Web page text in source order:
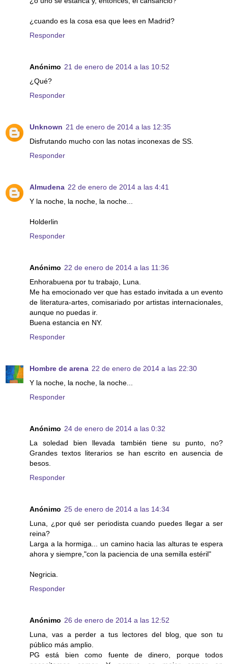
¿cuando es la cosa esa que lees en Madrid?
Responder
Anónimo 21 de enero de 2014 a las 10:52
¿Qué?
Responder
Unknown 21 de enero de 2014 a las 12:35
Disfrutando mucho con las notas inconexas de SS.
Responder
Almudena 22 de enero de 2014 a las 4:41
Y la noche, la noche, la noche...
Holderlin
Responder
Anónimo 22 de enero de 2014 a las 11:36
Enhorabuena por tu trabajo, Luna.
Me ha emocionado ver que has estado invitada a un evento
de literatura-artes, comisariado por artistas internacionales,
aunque no puedas ir.
Buena estancia en NY.
Responder
Hombre de arena 22 de enero de 2014 a las 22:30
Y la noche, la noche, la noche...
Responder
Anónimo 24 de enero de 2014 a las 0:32
La soledad bien llevada también tiene su punto, no?
Grandes textos literarios se han escrito en ausencia de
besos.
Responder
Anónimo 25 de enero de 2014 a las 14:34
Luna, ¿por qué ser periodista cuando puedes llegar a ser
reina?
Larga a la hormiga... un camino hacia las alturas te espera
ahora y siempre,"con la paciencia de una semilla estéril"
Negricia.
Responder
Anónimo 26 de enero de 2014 a las 12:52
Luna, vas a perder a tus lectores del blog, que son tu
público más amplio.
PG está bien como fuente de dinero, porque todos